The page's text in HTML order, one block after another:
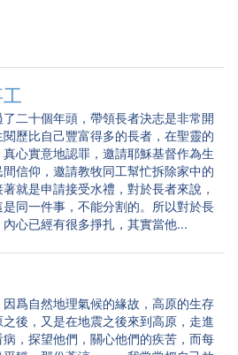
二十個年頭，帶領長者決志是非常開
歷比自己豐富得多的長者，在聖靈的
心實意地認罪，邀請耶穌基督作為生
信仰，邀請教牧同工幫忙拆除家中的
就是申請接受水禮，對於長者來說，
同一件事，不能分割的。所以對於長
心已經有很多掙扎，其實當他...
爲自然地理氣候的緣故，高原的生存
後，又是在地震之後來到高原，走進
，探望他們，關心他們的疾苦，而每